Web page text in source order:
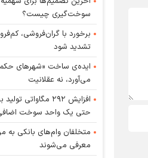
سوخت‌گیری چیست؟
برخورد با گران‌فروشی،
تشدید شود
ایده‌ی ساخت «شهرهای
می‌آورد، نه عقلانیت
افزایش ۲۹۲
حتی یک واحد سوخت
متخلفان وام‌های بانکی به
معرفی می‌شوند